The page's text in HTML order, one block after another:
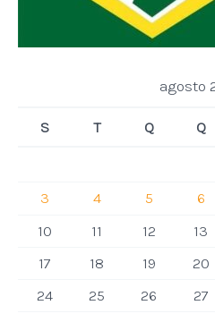
agosto
S T Q Q
3
4 5 6
10
11 12 13
17
18 19 20
24
25 26 27